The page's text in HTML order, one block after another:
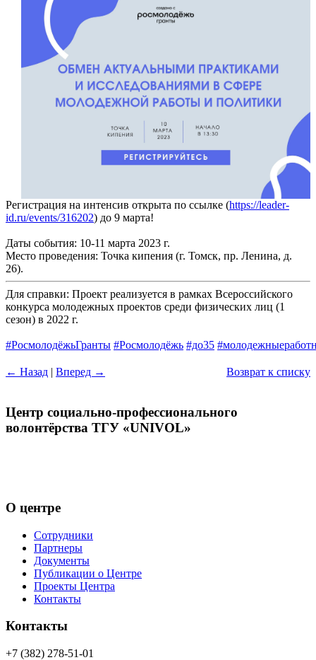
Регистрация на интенсив открыта по ссылке (https://leader-
id.ru/events/316202) до 9 марта!
Даты события: 10-11 марта 2023 г.
Место проведения: Точка кипения (г. Томск, пр. Ленина, д.
26).
Для справки: Проект реализуется в рамках Всероссийского
конкурса молодежных проектов среди физических лиц (1
сезон) в 2022 г.
#РосмолодёжьГранты #Росмолодёжь #до35
Возврат к списку
← Назад | Вперед →
Центр социально-профессионального
волонтёрства ТГУ «UNIVOL»
О центре
Сотрудники
Партнеры
Документы
Публикации о Центре
Проекты Центра
Контакты
Контакты
+7 (382) 278-51-01